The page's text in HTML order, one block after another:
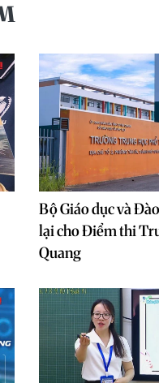
Bộ Giáo dục và
lại cho Điểm thi
Quang